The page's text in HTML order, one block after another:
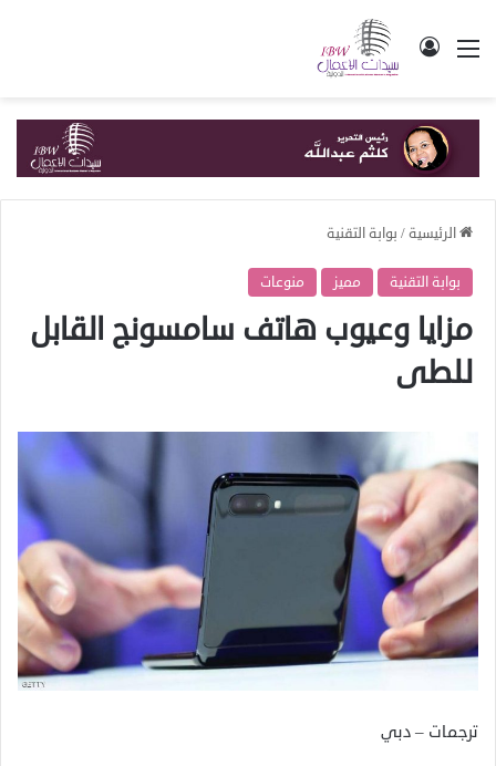
القائمة تسجيل الدخول
الرئيسية/ بوابة التقنية
بوابة التقنية مميز منوعات
مزايا وعيوب هاتف سامسونج القابل
للطى
ترجمات – دبي